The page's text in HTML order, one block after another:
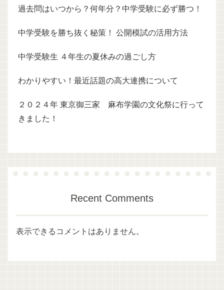
過去問はいつから？何年分？中学受験に必ず勝つ！
中学受験を勝ち抜く秘策！ 公開模試の活用方法
中学受験生 ４年生の夏休みの過ごし方
わかりやすい！最近話題の高大連携について
２０２４年 東京御三家 麻布学園の文化祭に行って
きました！
Recent Comments
表示できるコメントはありません。